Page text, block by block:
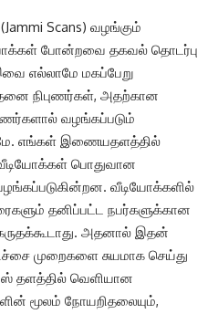
Scans) வழங்கும்
போன்றவை தகவல் தொடர்பு
எல்லாமே மகப்பேறு
நிபுணர்கள், அதற்கான
வழங்கப்படும்
எங்கள் இணையதளத்தில்
வீடியோக்கள் பொதுவான
வீடியோக்களில்
தனிப்பட்ட நபர்களுக்கான
அதனால் இதன்
முறைகளை சுயமாக செய்து
தளத்தில் வெளியான
மூலம் நோயறிதலையும்,